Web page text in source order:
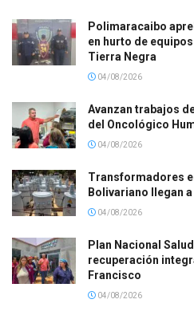
Polimaracaibo
en hurto de
Tierra Negra
04/08/2026
Avanzan trabajos
del Oncológico
04/08/2026
Transformadores
Bolivariano llegan
04/08/2026
Plan Nacional
recuperación
Francisco
04/08/2026